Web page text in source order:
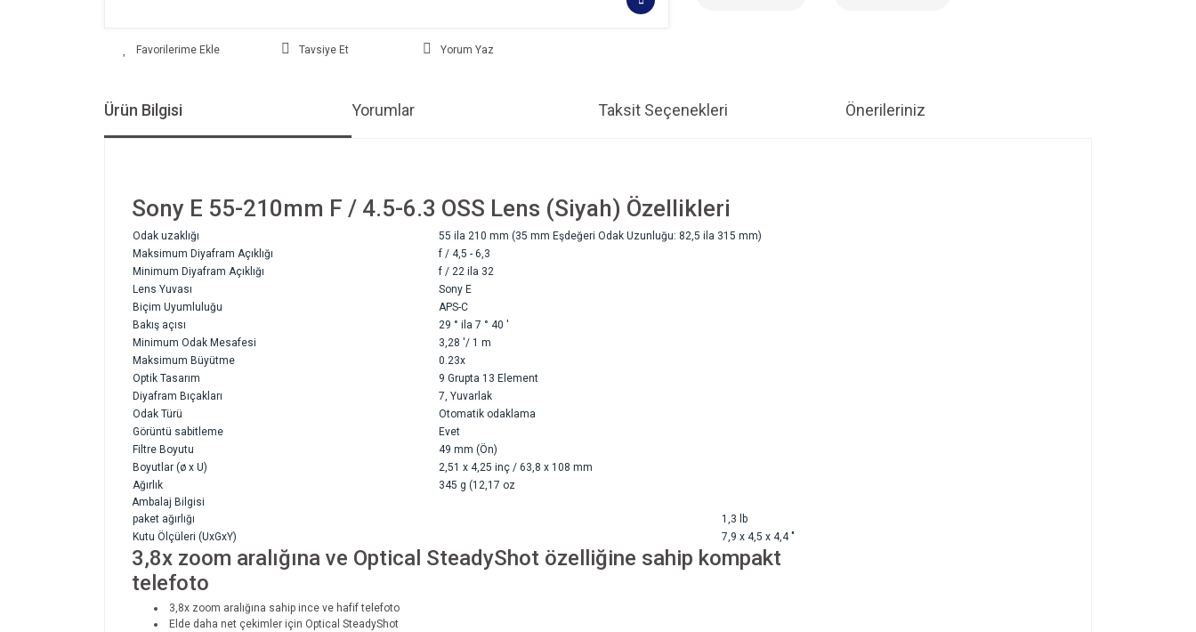
Tavsiye Et Yorum Yaz
Ürün Bilgisi Yorumlar Taksit Seçenekleri Önerileriniz
Sony E 55-210mm F / 4.5-6.3 OSS Lens (Siyah) Özellikleri
Odak uzaklığı
55 ila 210 mm (35 mm Eşdeğeri Odak Uzunluğu: 82,5 ila 315 mm)
Maksimum Diyafram Açıklığı
f / 4,5 - 6,3
Minimum Diyafram Açıklığı
f / 22 ila 32
Lens Yuvası
Sony E
Biçim Uyumluluğu
APS-C
Bakış açısı
29 ° ila 7 ° 40 '
Minimum Odak Mesafesi
3,28 '/ 1 m
Maksimum Büyütme
0.23x
Optik Tasarım
9 Grupta 13 Element
Diyafram Bıçakları
7, Yuvarlak
Odak Türü
Otomatik odaklama
Görüntü sabitleme
Evet
Filtre Boyutu
49 mm (Ön)
Boyutlar (ø x U)
2,51 x 4,25 inç / 63,8 x 108 mm
Ağırlık
345 g (12,17 oz
Ambalaj Bilgisi
paket ağırlığı
1,3 lb
Kutu Ölçüleri (UxGxY)
7,9 x 4,5 x 4,4 "
3,8x zoom aralığına ve Optical SteadyShot özelliğine sahip kompakt
telefoto
3,8x zoom aralığına sahip ince ve hafif telefoto
Elde daha net çekimler için Optical SteadyShot